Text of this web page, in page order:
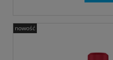
nowość